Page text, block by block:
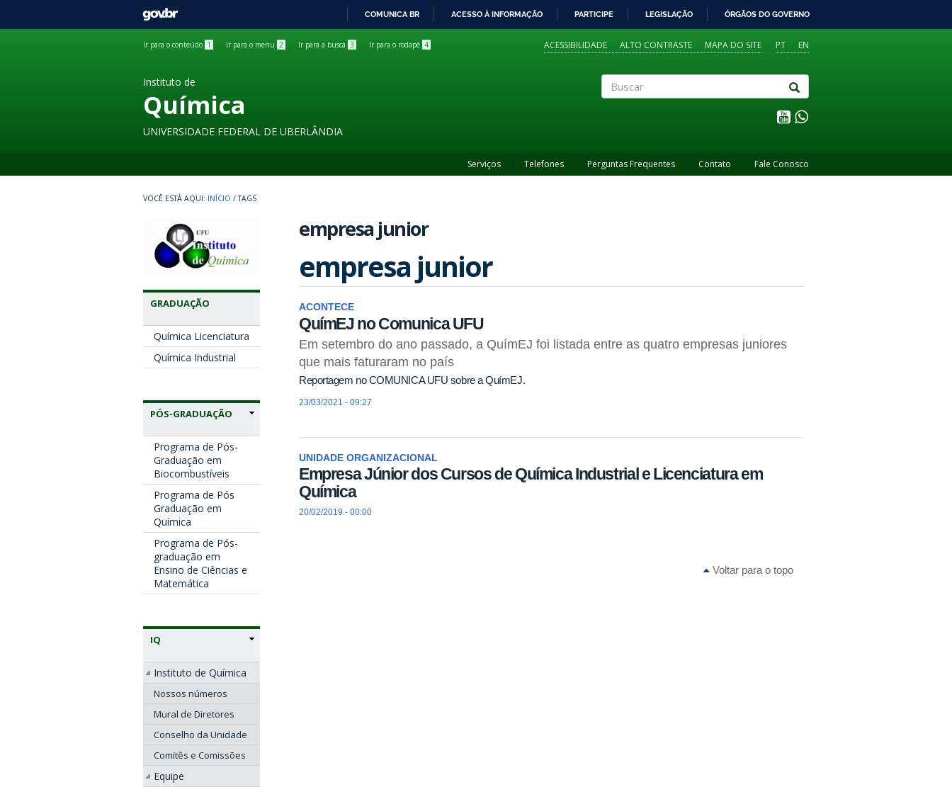
GOVBR
COMUNICA BR ACESSO À INFORMAÇÃO PARTICIPE LEGISLAÇÃO ÓRGÃOS DO GOVERNO
Ir para o conteúdo 1 Ir para o menu 2 Ir para a busca 3 Ir para o rodapé 4 PT EN
ACESSIBILIDADE ALTO CONTRASTE MAPA DO SITE
Instituto de
Química
UNIVERSIDADE FEDERAL DE UBERLÂNDIA
Serviços Telefones Perguntas Frequentes Contato Fale Conosco
INÍCIO / TAGS
GRADUAÇÃO
Química Licenciatura
Química Industrial
PÓS-GRADUAÇÃO
Programa de Pós-
Graduação em
Biocombustíveis
Programa de Pós
Graduação em
Química
Programa de Pós-
graduação em
Ensino de Ciências e
Matemática
IQ
Instituto de Química
Nossos números
Mural de Diretores
Conselho da Unidade
Comitês e Comissões
Equipe
empresa junior
empresa junior
ACONTECE
QuímEJ no Comunica UFU
Em setembro do ano passado, a QuímEJ foi listada entre as quatro empresas juniores
que mais faturaram no país
Reportagem no COMUNICA UFU sobre a QuímEJ.
23/03/2021 - 09:27
UNIDADE ORGANIZACIONAL
Empresa Júnior dos Cursos de Química Industrial e Licenciatura em
Química
20/02/2019 - 00:00
Voltar para o topo